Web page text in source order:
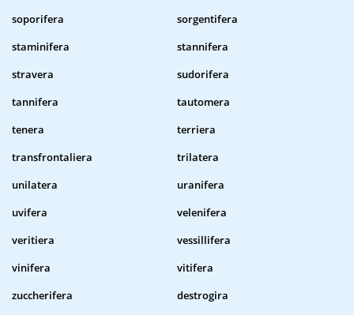
soporifera
sorgentifera
staminifera
stannifera
stravera
sudorifera
tannifera
tautomera
tenera
terriera
transfrontaliera
trilatera
unilatera
uranifera
uvifera
velenifera
veritiera
vessillifera
vinifera
vitifera
zuccherifera
destrogira